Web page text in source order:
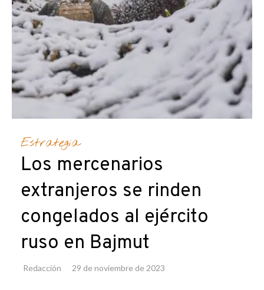
Estrategia
Los mercenarios
extranjeros se rinden
congelados al ejército
ruso en Bajmut
Redacción 29 de noviembre de 2023